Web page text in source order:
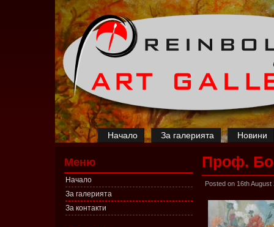
Начало За галерията Новини
Меню
Начало
За галерията
За контакти
Проф.
Posted on 16th